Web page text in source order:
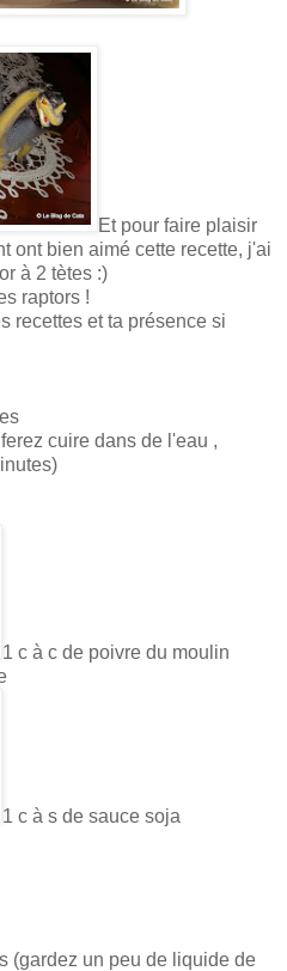
Et pour faire plaisir
ont bien aimé cette recette, j'ai
à 2 tètes :)
raptors !
recettes et ta présence si
cuire dans de l'eau ,
1 c à c de poivre du moulin
1 c à s de sauce soja
(gardez un peu de liquide de